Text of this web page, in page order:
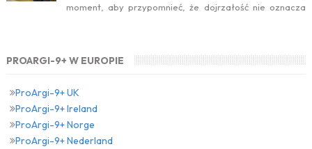
moment, aby przypomnieć, że dojrzałość nie oznacza
PROARGI-9+ W EUROPIE
ProArgi-9+ UK
ProArgi-9+ Ireland
ProArgi-9+ Norge
ProArgi-9+ Nederland